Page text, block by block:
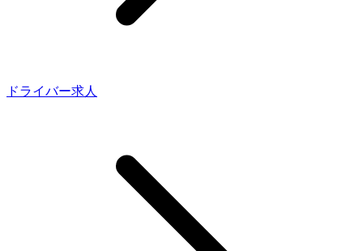
ドライバー求人